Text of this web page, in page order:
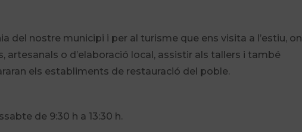
del nostre municipi i per al turisme que ens visita a l’estiu, on
o d’elaboració local, assistir als tallers i també
els establiments de restauració del poble.
de 9:30 h a 13:30 h.